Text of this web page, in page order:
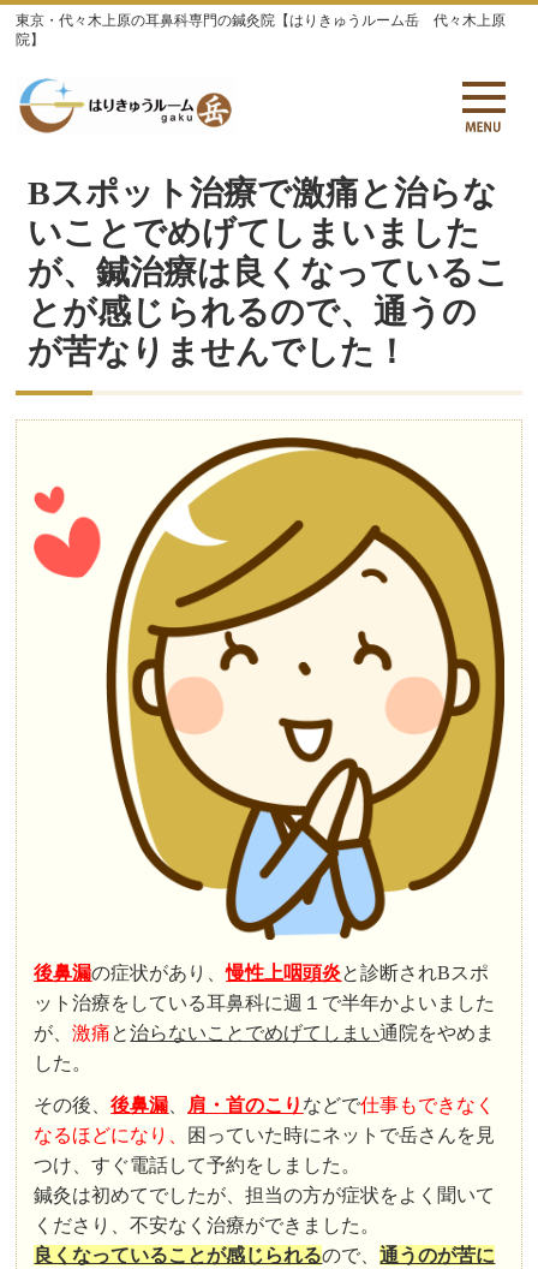
東京・代々木上原の耳鼻科専門の鍼灸院【はりきゅうルーム岳 代々木上原
院】
Bスポット治療で激痛と治らな
いことでめげてしまいました
が、鍼治療は良くなっているこ
とが感じられるので、通うの
が苦なりませんでした！
後鼻漏の症状があり、慢性上咽頭炎と診断されBスポ
ット治療をしている耳鼻科に週１で半年かよいました
が、激痛と治らないことでめげてしまい通院をやめま
した。
その後、後鼻漏 肩・首のこり などで仕事もできなく
なるほどになり、 困っていた時にネットで岳さんを見
つけ、すぐ電話して予約をしました。
鍼灸は初めてでしたが、担当の方が症状をよく聞いて
くださり、不安なく治療ができました。
良くなっていることが感じられるので、通うのが苦に